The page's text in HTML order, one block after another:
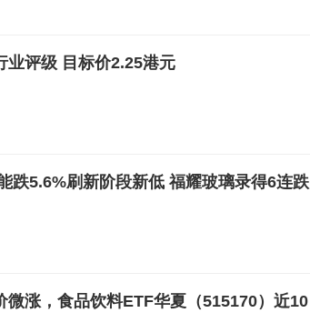
业评级 目标价2.25港元
跌5.6%刷新阶段新低 福耀玻璃录得6连跌
涨，食品饮料ETF华夏（515170）近10